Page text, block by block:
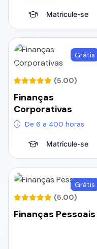
Matricule-se
Grátis
(5.00)
Finanças
Corporativas
De 6 a 400 horas
Matricule-se
Grátis
(5.00)
Finanças Pessoais